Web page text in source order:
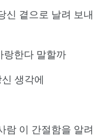
신 곁으로 날려 보내
랑한다 말할까
생각에
람 이 간절함을 알려